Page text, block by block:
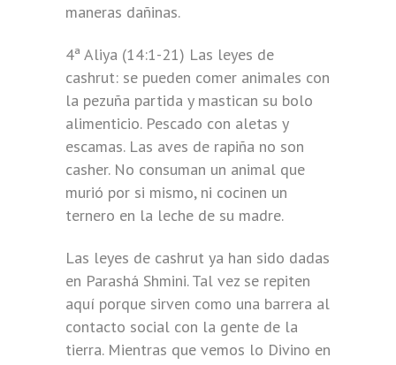
maneras dañinas.
4ª Aliya (14:1-21) Las leyes de
cashrut: se pueden comer animales con
la pezuña partida y mastican su bolo
alimenticio. Pescado con aletas y
escamas. Las aves de rapiña no son
casher. No consuman un animal que
murió por si mismo, ni cocinen un
ternero en la leche de su madre.
Las leyes de cashrut ya han sido dadas
en Parashá Shmini. Tal vez se repiten
aquí porque sirven como una barrera al
contacto social con la gente de la
tierra. Mientras que vemos lo Divino en